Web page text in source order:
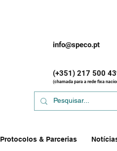
info@speco.pt
(+351) 217 500
(chamada para a rede fixa
Protocolos & Parcerias